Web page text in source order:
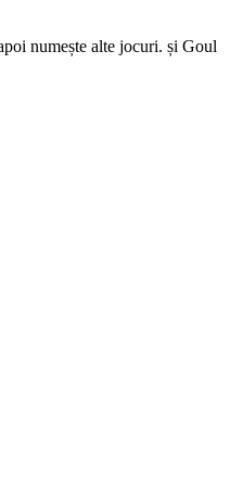
numește alte jocuri. și Goul